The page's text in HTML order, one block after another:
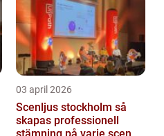
03 april 2026
Scenljus stockholm så
skapas professionell
stämning på varje scen